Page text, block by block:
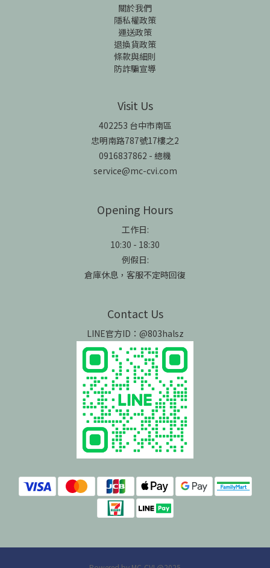
關於我們
隱私權政策
運送政策
退換貨政策
條款與細則
防詐騙宣導
Visit Us
402253 台中市南區
忠明南路787號17樓之2
0916837862 - 總機
service@mc-cvi.com
Opening Hours
工作日:
10:30 - 18:30
例假日:
倉庫休息，客服不定時回復
Contact Us
LINE官方ID：@803halsz